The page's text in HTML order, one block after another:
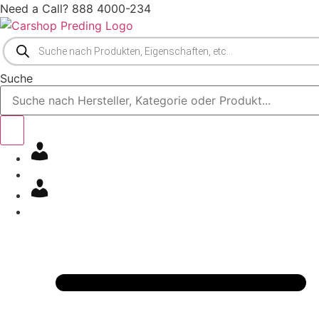
Zum
Inhalt
springen
Need a Call? 888 4000-234
Products
search
Suche